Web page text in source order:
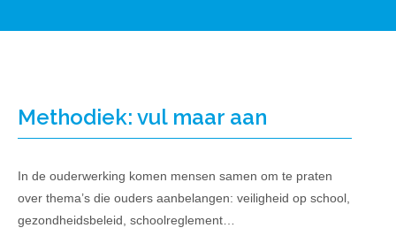
Methodiek: vul maar aan
In de ouderwerking komen mensen samen om te praten
over thema’s die ouders aanbelangen: veiligheid op school,
gezondheidsbeleid, schoolreglement…